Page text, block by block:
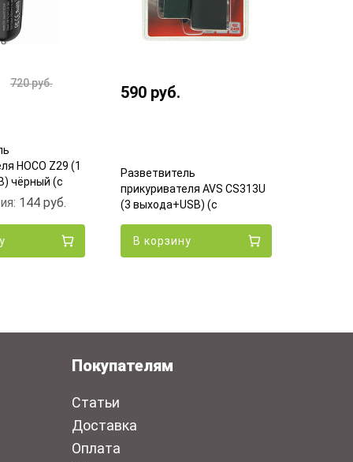
720руб.
HOCO Z29 (1
чёрный (с
144руб.
590 руб.
Разветвитель
прикуривателя AVS CS313U
(3 выхода+USB) (с
В корзину
Покупателям
Статьи
Доставка
Оплата